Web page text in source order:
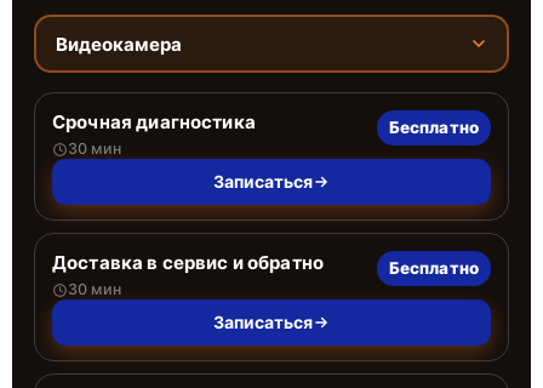
Видеокамера
Срочная диагностика
30 мин
Бесплатно
Записаться
Доставка в сервис и обратно
30 мин
Бесплатно
Записаться